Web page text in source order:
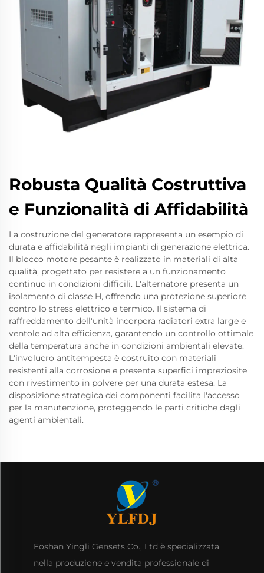
Robusta Qualità Costruttiva
e Funzionalità di Affidabilità
La costruzione del generatore rappresenta un esempio di
durata e affidabilità negli impianti di generazione elettrica.
Il blocco motore pesante è realizzato in materiali di alta
qualità, progettato per resistere a un funzionamento
continuo in condizioni difficili. L'alternatore presenta un
isolamento di classe H, offrendo una protezione superiore
contro lo stress elettrico e termico. Il sistema di
raffreddamento dell'unità incorpora radiatori extra large e
ventole ad alta efficienza, garantendo un controllo ottimale
della temperatura anche in condizioni ambientali elevate.
L'involucro antitempesta è costruito con materiali
resistenti alla corrosione e presenta superfici impreziosite
con rivestimento in polvere per una durata estesa. La
disposizione strategica dei componenti facilita l'accesso
per la manutenzione, proteggendo le parti critiche dagli
agenti ambientali.
Foshan Yingli Gensets Co., Ltd è specializzata
nella produzione e vendita professionale di